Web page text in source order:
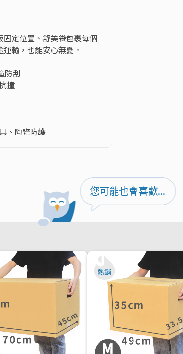
定位置、舒美袋包裹每個
輸，也能安心無憂。
防刮
撞
、陶瓷防護
您可能也會喜歡...